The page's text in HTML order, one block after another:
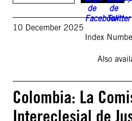
10 December 2025
Index
Also
Colombia: La
Intereclesial de